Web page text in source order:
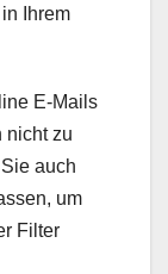
Ihrem
E-Mails
nicht zu
auch
um
Filter